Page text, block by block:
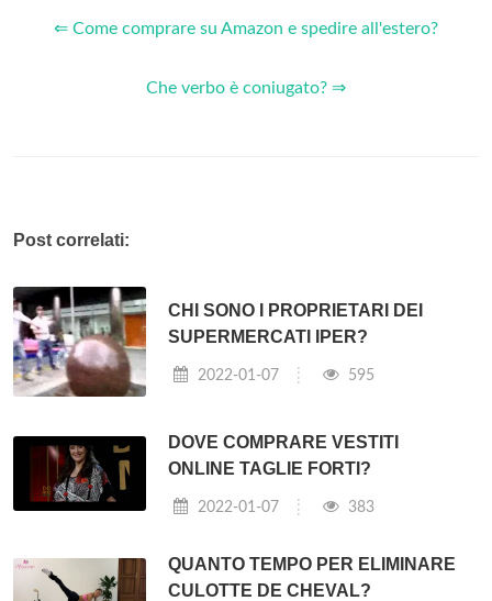
⇐ Come comprare su Amazon e spedire all'estero?
Che verbo è coniugato? ⇒
Post correlati:
CHI SONO I PROPRIETARI DEI
SUPERMERCATI IPER?
2022-01-07 595
DOVE COMPRARE VESTITI
ONLINE TAGLIE FORTI?
2022-01-07 383
QUANTO TEMPO PER ELIMINARE
CULOTTE DE CHEVAL?